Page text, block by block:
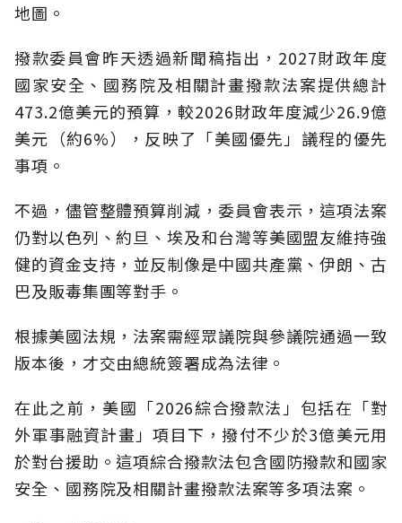
地圖。
撥款委員會昨天透過新聞稿指出，2027財政年度
國家安全、國務院及相關計畫撥款法案提供總計
473.2億美元的預算，較2026財政年度減少26.9億
美元（約6%），反映了「美國優先」議程的優先
事項。
不過，儘管整體預算削減，委員會表示，這項法案
仍對以色列、約旦、埃及和台灣等美國盟友維持強
健的資金支持，並反制像是中國共產黨、伊朗、古
巴及販毒集團等對手。
根據美國法規，法案需經眾議院與參議院通過一致
版本後，才交由總統簽署成為法律。
在此之前，美國「2026綜合撥款法」包括在「對
外軍事融資計畫」項目下，撥付不少於3億美元用
於對台援助。這項綜合撥款法包含國防撥款和國家
安全、國務院及相關計畫撥款法案等多項法案。